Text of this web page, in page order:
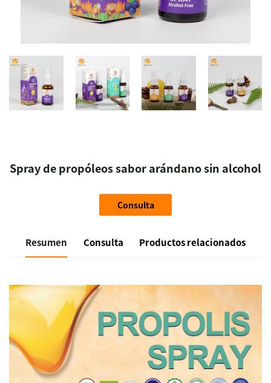
Spray de propóleos sabor arándano sin alcohol
Consulta
Resumen Consulta Productos relacionados